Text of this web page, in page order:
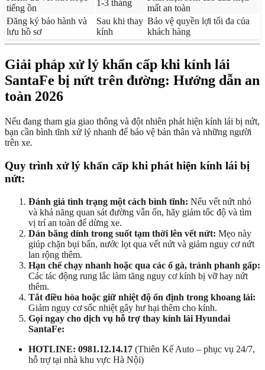
tiếng ồn
1-3 tháng
mất an toàn
Đăng ký bảo hành và
lưu hồ sơ
Sau khi thay
kính
Bảo vệ quyền lợi tối đa của
khách hàng
Giải pháp xử lý khẩn cấp khi kính lái
SantaFe bị nứt trên đường: Hướng dẫn an
toàn 2026
Nếu đang tham gia giao thông và đột nhiên phát hiện kính lái bị nứt,
bạn cần bình tĩnh xử lý nhanh để bảo vệ bản thân và những người
trên xe.
Quy trình xử lý khẩn cấp khi phát hiện kính lái bị
nứt:
Đánh giá tình trạng một cách bình tĩnh: Nếu vết nứt nhỏ
và khả năng quan sát đường vẫn ổn, hãy giảm tốc độ và tìm
vị trí an toàn để dừng xe.
Dán băng dính trong suốt tạm thời lên vết nứt: Mẹo này
giúp chặn bụi bẩn, nước lọt qua vết nứt và giảm nguy cơ nứt
lan rộng thêm.
Hạn chế chạy nhanh hoặc qua các ổ gà, tránh phanh gấp:
Các tác động rung lắc làm tăng nguy cơ kính bị vỡ hay nứt
thêm.
Tắt điều hòa hoặc giữ nhiệt độ ổn định trong khoang lái:
Giảm nguy cơ sốc nhiệt gây hư hại thêm cho kính.
Gọi ngay cho dịch vụ hỗ trợ thay kính lái Hyundai
SantaFe:
HOTLINE: 0981.12.14.17 (Thiên Kế Auto – phục vụ 24/7,
hỗ trợ tại nhà khu vực Hà Nội)